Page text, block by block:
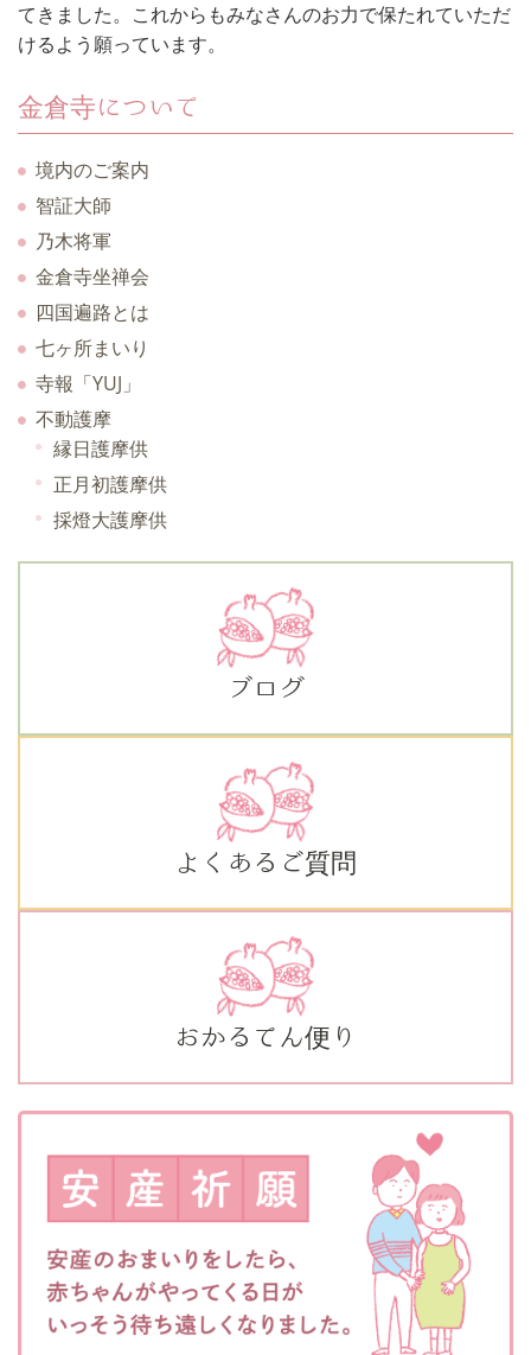
てきました。これからもみなさんのお力で保たれていただ
けるよう願っています。
金倉寺について
境内のご案内
智証大師
乃木将軍
金倉寺坐禅会
四国遍路とは
七ヶ所まいり
寺報「YUJ」
不動護摩
縁日護摩供
正月初護摩供
採燈大護摩供
ブログ
よくあるご質問
おかるてん便り